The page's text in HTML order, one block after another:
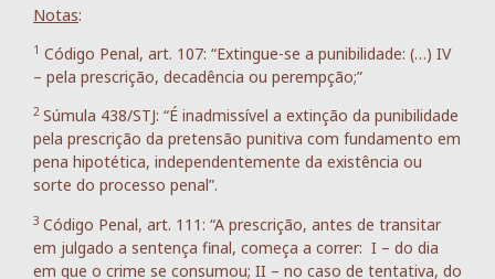
Notas:
1 Código Penal, art. 107: “Extingue-se a punibilidade: (…) IV
– pela prescrição, decadência ou perempção;”
2 Súmula 438/STJ: “É inadmissível a extinção da punibilidade
pela prescrição da pretensão punitiva com fundamento em
pena hipotética, independentemente da existência ou
sorte do processo penal”.
3 Código Penal, art. 111: “A prescrição, antes de transitar
em julgado a sentença final, começa a correr: I – do dia
em que o crime se consumou; II – no caso de tentativa, do